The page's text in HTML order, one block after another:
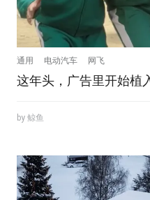
通用 电动汽车 网飞
这年头，广告里开始植
by 鲸鱼